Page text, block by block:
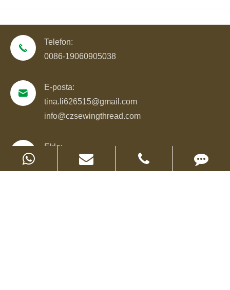
Telefon:
0086-19060905038
E-posta:
tina.li626515@gmail.com
info@czsewingthread.com
Ekle:
North Maosui Street, Xinxing Industrial Park,